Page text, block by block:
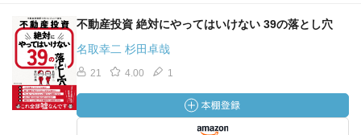
不動産投資 絶対にやってはいけない 39の落とし穴
名取幸二 杉田卓哉
21 4.00 1